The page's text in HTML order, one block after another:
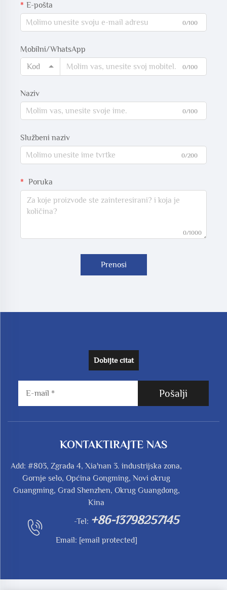
E-pošta
0/100
Mobilni/WhatsApp
Kod
0/100
Naziv
0/100
Službeni naziv
0/200
Poruka
0/1000
Prenosi
Dobijte citat
Pošalji
KONTAKTIRAJTE NAS
Add: #803, Zgrada 4, Xia'nan 3. industrijska zona,
Gornje selo, Općina Gongming, Novi okrug
Guangming, Grad Shenzhen, Okrug Guangdong,
Kina
-Tel: +86-13798257145
Email: [email protected]